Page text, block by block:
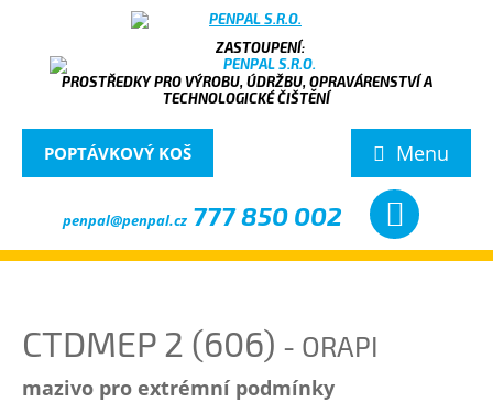
PROSTŘEDKY PRO VÝROBU, ÚDRŽBU, OPRAVÁRENSTVÍ A
TECHNOLOGICKÉ ČIŠTĚNÍ
Menu
POPTÁVKOVÝ KOŠ
penpal@penpal.cz 777 850 002
CTDMEP 2 (606) - ORAPI
mazivo pro extrémní podmínky